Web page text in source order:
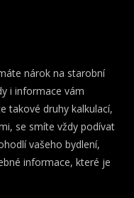
nárok na starobní
i informace vám
takové druhy kalkulací,
se smíte vždy podívat
vašeho bydlení,
informace, které je